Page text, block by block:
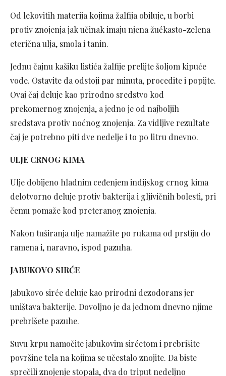
Od lekovitih materija kojima žalfija obiluje, u borbi
protiv znojenja jak učinak imaju njena žućkasto-zelena
eterična ulja, smola i tanin.
Jednu čajnu kašiku listića žalfije prelijte šoljom kipuće
vode. Ostavite da odstoji par minuta, procedite i popijte.
Ovaj čaj deluje kao prirodno sredstvo kod
prekomernog znojenja, a jedno je od najboljih
sredstava protiv noćnog znojenja. Za vidljive rezultate
čaj je potrebno piti dve nedelje i to po litru dnevno.
ULJE CRNOG KIMA
Ulje dobijeno hladnim ceđenjem indijskog crnog kima
delotvorno deluje protiv bakterija i gljivičnih bolesti, pri
čemu pomaže kod preteranog znojenja.
Nakon tuširanja ulje namažite po rukama od prstiju do
ramena i, naravno, ispod pazuha.
JABUKOVO SIRĆE
Jabukovo sirće deluje kao prirodni dezodorans jer
uništava bakterije. Dovoljno je da jednom dnevno njime
prebrišete pazuhe.
Suvu krpu namočite jabukovim sirćetom i prebrišite
površine tela na kojima se učestalo znojite. Da biste
sprečili znojenje stopala, dva do triput nedeljno